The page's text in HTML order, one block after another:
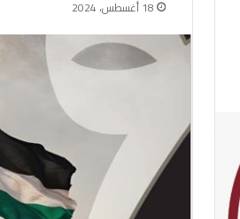
18 أغسطس، 2024